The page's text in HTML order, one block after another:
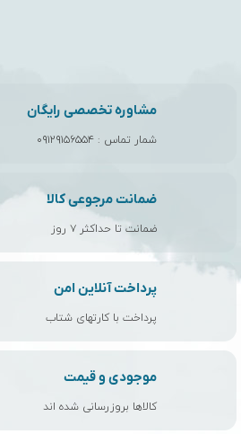
مشاوره تخصصی رایگان
شمار تماس : ۰۹۱۲۹۱۵۶۵۵۴
ضمانت مرجوعی کالا
ضمانت تا حداکثر ۷ روز
پرداخت آنلاین امن
پرداخت با کارتهای شتاب
موجودی و قیمت
کالاها بروزرسانی شده اند